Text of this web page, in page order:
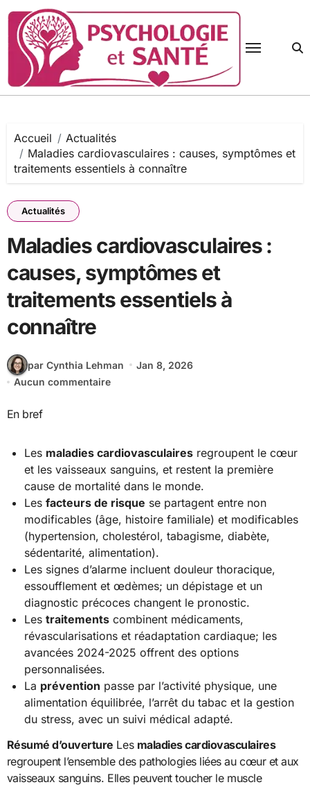
contenu
Accueil
Actualités
Maladies cardiovasculaires : causes, symptômes et
traitements essentiels à connaître
Actualités
Maladies cardiovasculaires :
causes, symptômes et
traitements essentiels à
connaître
par Cynthia Lehman
Jan 8, 2026
Aucun commentaire
En bref
Les maladies cardiovasculaires regroupent le cœur
et les vaisseaux sanguins, et restent la première
cause de mortalité dans le monde.
Lesfacteurs de risque se partagent entre non
modificables (âge, histoire familiale) et modificables
(hypertension, cholestérol, tabagisme, diabète,
sédentarité, alimentation).
Les signes d’alarme incluent douleur thoracique,
essoufflement et œdèmes; un dépistage et un
diagnostic précoces changent le pronostic.
Lestraitements combinent médicaments,
révascularisations et réadaptation cardiaque; les
avancées 2024-2025 offrent des options
personnalisées.
La prévention passe par l’activité physique, une
alimentation équilibrée, l’arrêt du tabac et la gestion
du stress, avec un suivi médical adapté.
Résumé d’ouverture Les maladies cardiovasculaires
regroupent l’ensemble des pathologies liées au cœur et aux
vaisseaux sanguins. Elles peuvent toucher le muscle